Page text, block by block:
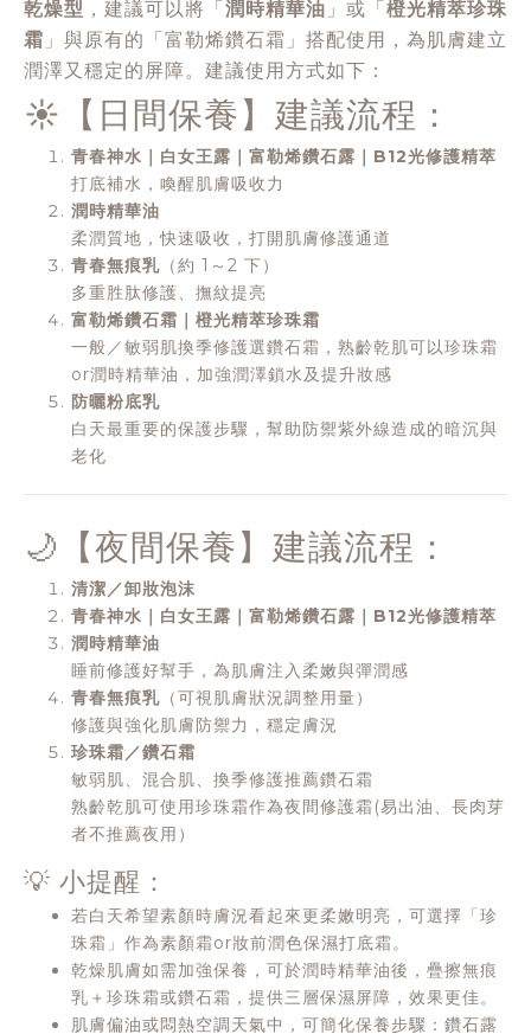
乾燥型 ，建議可以將「潤時精華油 」或「橙光精萃珍珠
霜 」與原有的「富勒烯鑽石霜」搭配使用，為肌膚建立
潤澤又穩定的屏障。建議使用方式如下：
☀️【日間保養】建議流程：
青春神水｜白女王露｜富勒烯鑽石露｜B12光修護精萃
打底補水，喚醒肌膚吸收力
潤時精華油
柔潤質地，快速吸收，打開肌膚修護通道
青春無痕乳 （約 1～2 下）
多重胜肽修護、撫紋提亮
富勒烯鑽石霜｜橙光精萃珍珠霜
一般／敏弱肌換季修護選鑽石霜，熟齡乾肌可以珍珠霜
or潤時精華油，加強潤澤鎖水及提升妝感
防曬粉底乳
白天最重要的保護步驟，幫助防禦紫外線造成的暗沉與
老化
🌙【夜間保養】建議流程：
清潔／卸妝泡沫
青春神水｜白女王露｜富勒烯鑽石露｜B12光修護精萃
潤時精華油
睡前修護好幫手，為肌膚注入柔嫩與彈潤感
青春無痕乳 （可視肌膚狀況調整用量）
修護與強化肌膚防禦力，穩定膚況
珍珠霜／鑽石霜
敏弱肌、混合肌、換季修護推薦鑽石霜
熟齡乾肌可使用珍珠霜作為夜間修護霜(易出油、長肉芽
者不推薦夜用）
💡 小提醒：
若白天希望素顏時膚況看起來更柔嫩明亮，可選擇「珍
珠霜」作為素顏霜or妝前潤色保濕打底霜。
乾燥肌膚如需加強保養，可於潤時精華油後，疊擦無痕
乳＋珍珠霜或鑽石霜，提供三層保濕屏障，效果更佳。
肌膚偏油或悶熱空調天氣中，可簡化保養步驟：鑽石露